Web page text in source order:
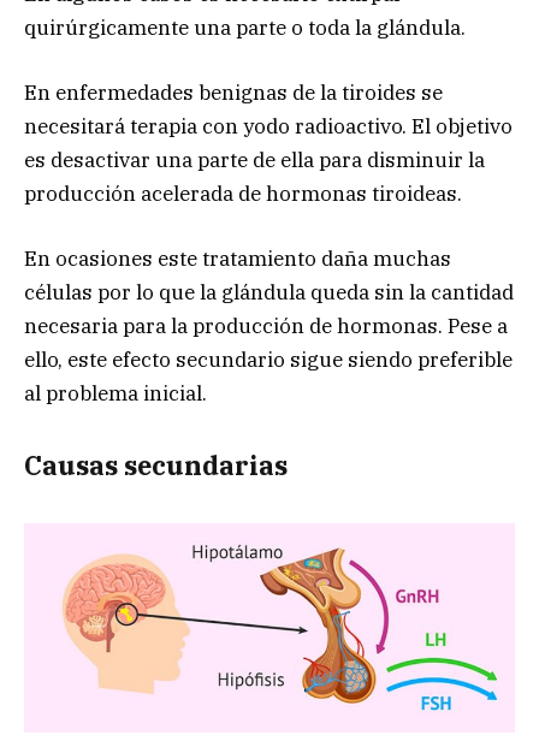
quirúrgicamente una parte o toda la glándula.
En enfermedades benignas de la tiroides se
necesitará terapia con yodo radioactivo. El objetivo
es desactivar una parte de ella para disminuir la
producción acelerada de hormonas tiroideas.
En ocasiones este tratamiento daña muchas
células por lo que la glándula queda sin la cantidad
necesaria para la producción de hormonas. Pese a
ello, este efecto secundario sigue siendo preferible
al problema inicial.
Causas secundarias